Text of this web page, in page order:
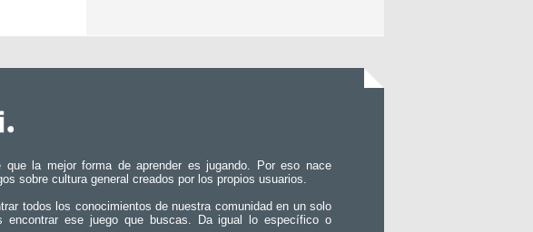
que la mejor forma de aprender es jugando. Por eso nace
sobre cultura general creados por los propios usuarios.
todos los conocimientos de nuestra comunidad en un solo
encontrar ese juego que buscas. Da igual lo específico o